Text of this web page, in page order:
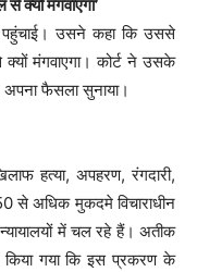
क्यों मंगवाएगा’
पहुंचाई। उसने कहा कि उससे
मंगवाएगा। कोर्ट ने उसके
अपना फैसला सुनाया।
हत्या, अपहरण, रंगदारी,
से अधिक मुकदमे विचाराधीन
में चल रहे हैं। अतीक
किया गया कि इस प्रकरण के